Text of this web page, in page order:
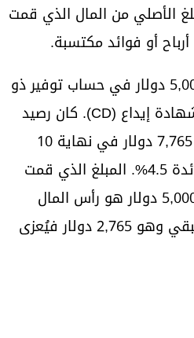
الأصلي من المال الذي قمت
أو فوائد مكتسبة.
افترض أنك قمت بإيداع 5,000 دولار في حساب توفير ذو
فائدة عالية، أو سند، أو شهادة إيداع (CD). كان رصيد
حسابك سينمو ليصل إلى 7,765 دولار في نهاية 10
سنوات إذا كان معدل الفائدة 4.5%. المبلغ الذي قمت
بإيداعه في البداية وهو 5,000 دولار هو رأس المال
الخاص بك. أما المبلغ المتبقي وهو 2,765 دولار فيُعزى